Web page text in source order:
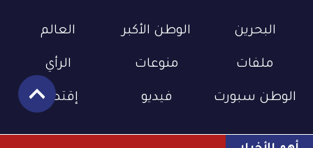
البحرين الوطن الأكبر العالم
ملفات منوعات الرأي
الوطن سبورت فيديو إقتصاد